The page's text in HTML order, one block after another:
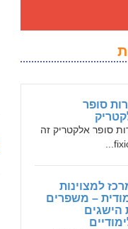
סופר
סופר אלקטריק זה
למצוינות
– משפרים
הישגים